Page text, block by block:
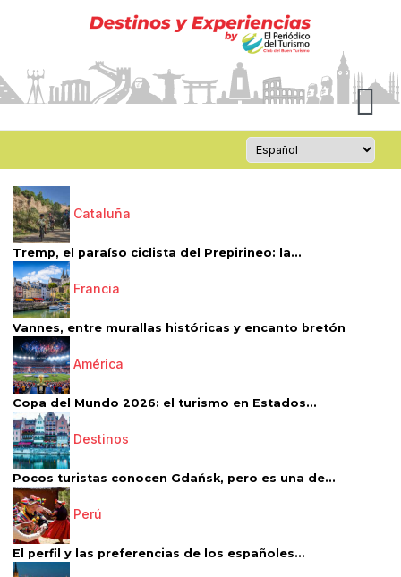
Cataluña
Tremp, el paraíso ciclista del Prepirineo: la...
Francia
Vannes, entre murallas históricas y encanto bretón
América
Copa del Mundo 2026: el turismo en Estados...
Destinos
Pocos turistas conocen Gdańsk, pero es una de...
Perú
El perfil y las preferencias de los españoles...